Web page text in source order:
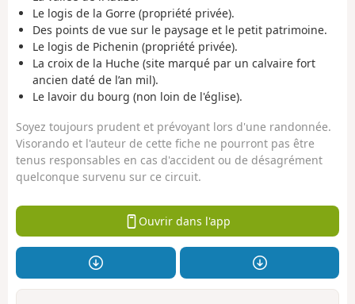
Le logis de la Gorre (propriété privée).
Des points de vue sur le paysage et le petit patrimoine.
Le logis de Pichenin (propriété privée).
La croix de la Huche (site marqué par un calvaire fort
ancien daté de l’an mil).
Le lavoir du bourg (non loin de l'église).
Soyez toujours prudent et prévoyant lors d'une randonnée.
Visorando et l'auteur de cette fiche ne pourront pas être
tenus responsables en cas d'accident ou de désagrément
quelconque survenu sur ce circuit.
Ouvrir dans l'app